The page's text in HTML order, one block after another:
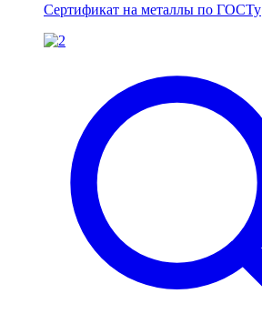
Сертификат на металлы по ГОСТу